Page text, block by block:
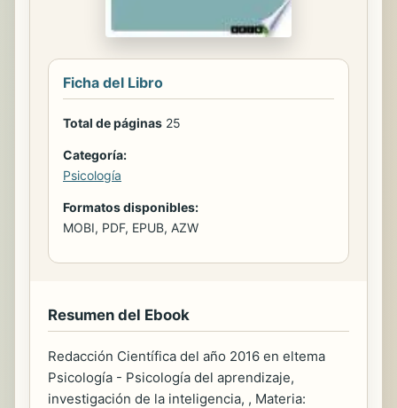
Ficha del Libro
Total de páginas 25
Categoría:
Psicología
Formatos disponibles:
MOBI, PDF, EPUB, AZW
Resumen del Ebook
Redacción Científica del año 2016 en eltema
Psicología - Psicología del aprendizaje,
investigación de la inteligencia, , Materia: